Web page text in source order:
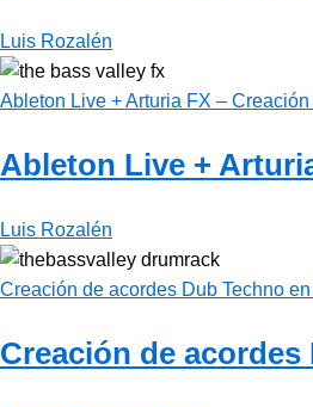
Luis Rozalén
Ableton Live + Arturia FX – Creación
Ableton Live +
Luis Rozalén
Creación de acordes Dub Techno
Creación de